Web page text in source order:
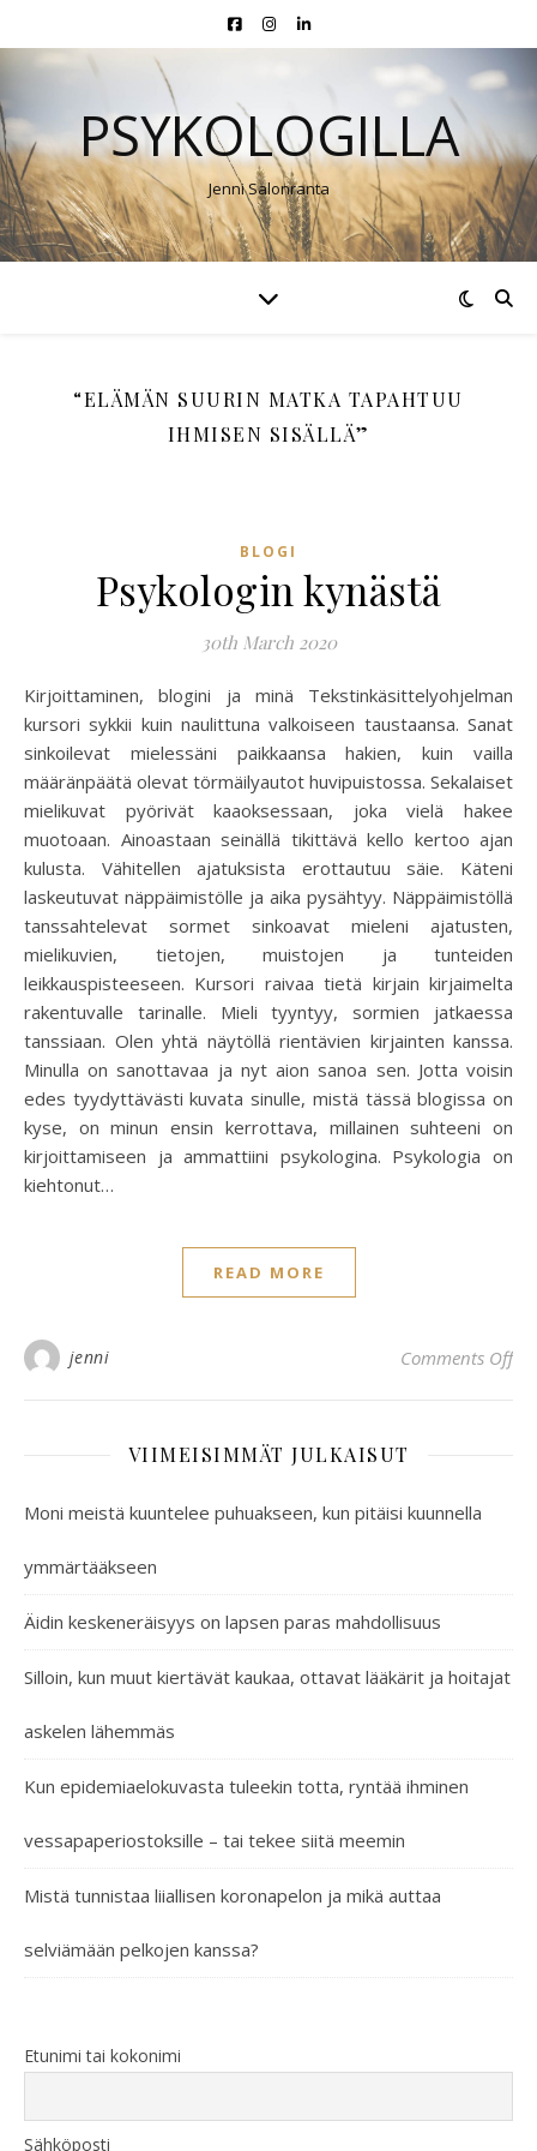
PSYKOLOGILLA
Jenni Salonranta
“ELÄMÄN SUURIN MATKA TAPAHTUU
IHMISEN SISÄLLÄ”
BLOGI
Psykologin kynästä
30th March 2020
Kirjoittaminen, blogini ja minä Tekstinkäsittelyohjelman
kursori sykkii kuin naulittuna valkoiseen taustaansa. Sanat
sinkoilevat mielessäni paikkaansa hakien, kuin vailla
määränpäätä olevat törmäilyautot huvipuistossa. Sekalaiset
mielikuvat pyörivät kaaoksessaan, joka vielä hakee
muotoaan. Ainoastaan seinällä tikittävä kello kertoo ajan
kulusta. Vähitellen ajatuksista erottautuu säie. Käteni
laskeutuvat näppäimistölle ja aika pysähtyy. Näppäimistöllä
tanssahtelevat sormet sinkoavat mieleni ajatusten,
mielikuvien, tietojen, muistojen ja tunteiden
leikkauspisteeseen. Kursori raivaa tietä kirjain kirjaimelta
rakentuvalle tarinalle. Mieli tyyntyy, sormien jatkaessa
tanssiaan. Olen yhtä näytöllä rientävien kirjainten kanssa.
Minulla on sanottavaa ja nyt aion sanoa sen. Jotta voisin
edes tyydyttävästi kuvata sinulle, mistä tässä blogissa on
kyse, on minun ensin kerrottava, millainen suhteeni on
kirjoittamiseen ja ammattiini psykologina. Psykologia on
kiehtonut…
READ MORE
jenni Comments Offon
VIIMEISIMMÄT JULKAISUT
Moni meistä kuuntelee puhuakseen, kun pitäisi kuunnella
ymmärtääkseen
Äidin keskeneräisyys on lapsen paras mahdollisuus
Silloin, kun muut kiertävät kaukaa, ottavat lääkärit ja hoitajat
askelen lähemmäs
Kun epidemiaelokuvasta tuleekin totta, ryntää ihminen
vessapaperiostoksille – tai tekee siitä meemin
Mistä tunnistaa liiallisen koronapelon ja mikä auttaa
selviämään pelkojen kanssa?
Etunimi tai kokonimi
Sähköposti